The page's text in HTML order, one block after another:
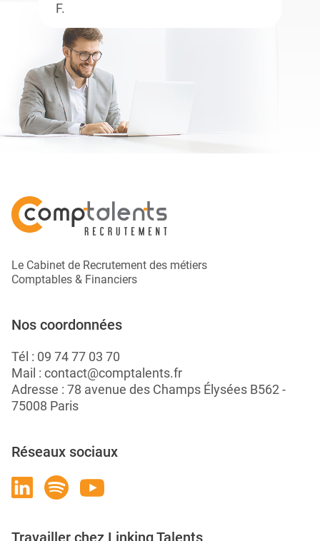
F.
Le Cabinet de Recrutement des métiers
Comptables & Financiers
Nos coordonnées
Tél : 09 74 77 03 70
Mail : contact@comptalents.fr
Adresse : 78 avenue des Champs Élysées B562 -
75008 Paris
Réseaux sociaux
Travailler chez Linking Talents